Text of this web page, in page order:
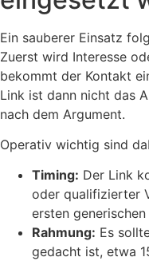
Ein sauberer Einsatz
Zuerst wird Interesse
bekommt der Kontakt
Link ist dann nicht das
nach dem Argument.
Operativ wichtig sind
Timing: Der Link
oder qualifizierter
ersten
Rahmung: Es
gedacht ist, etwa